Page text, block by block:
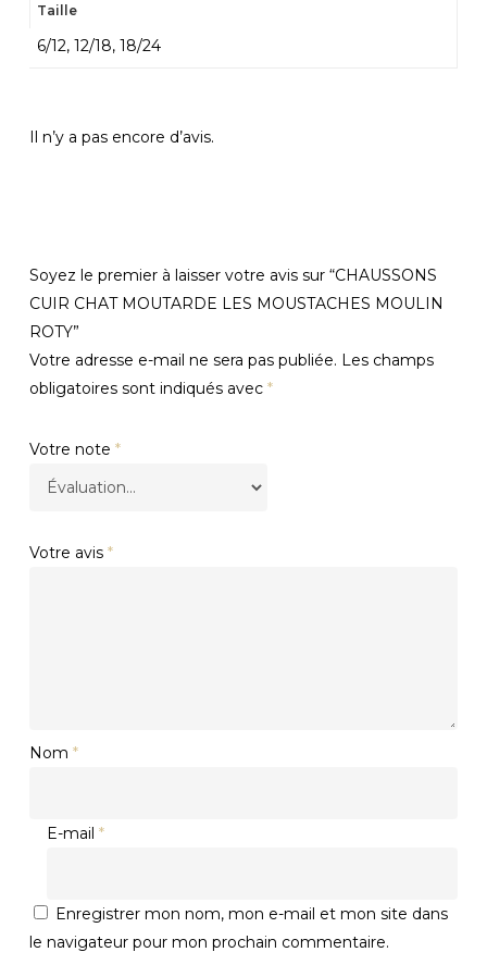
Taille
6/12, 12/18, 18/24
Il n’y a pas encore d’avis.
Soyez le premier à laisser votre avis sur “CHAUSSONS
CUIR CHAT MOUTARDE LES MOUSTACHES MOULIN
ROTY”
Votre adresse e-mail ne sera pas publiée. Les champs
obligatoires sont indiqués avec *
Votre note *
Votre avis *
Nom *
E-mail *
Enregistrer mon nom, mon e-mail et mon site dans
le navigateur pour mon prochain commentaire.